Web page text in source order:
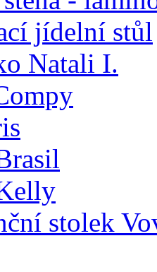
jídelní stůl
Natali I.
stolek